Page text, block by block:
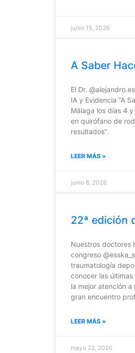
junio 15, 2026
A Saber
El Dr.
IA y Evidencia “A
Málaga los días 4
en quirófano de
resultados”.
LEER MÁS »
junio 8, 2026
22ª edición
Nuestros doctores
congreso
traumatología
conocer las
la mejor atención
gran encuentro
LEER MÁS »
mayo 22, 2026